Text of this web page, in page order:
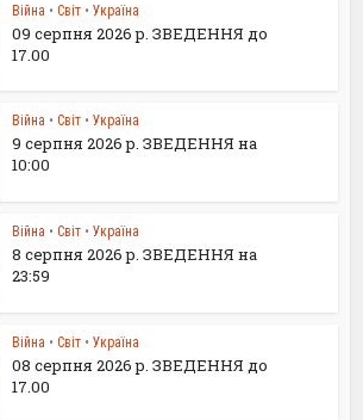
Війна • Світ • Україна
09 серпня 2026 р. ЗВЕДЕННЯ до
17.00
Війна • Світ • Україна
9 серпня 2026 р. ЗВЕДЕННЯ на
10:00
Війна • Світ • Україна
8 серпня 2026 р. ЗВЕДЕННЯ на
23:59
Війна • Світ • Україна
08 серпня 2026 р. ЗВЕДЕННЯ до
17.00